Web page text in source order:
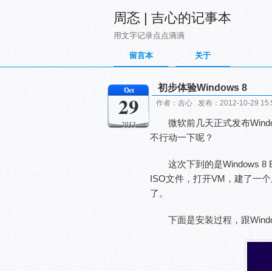
周忞 | 吉心的记事本
用文字记录点点滴滴
留言本 关于
Oct
29
2012
初步体验Windows 8
作者：吉心 发布：2012-10-29
微软前几天正式发布
不行动一下呢？
这次下到的是Windows 8
ISO文件，打开VM，建了一
了。
下面是安装过程，跟